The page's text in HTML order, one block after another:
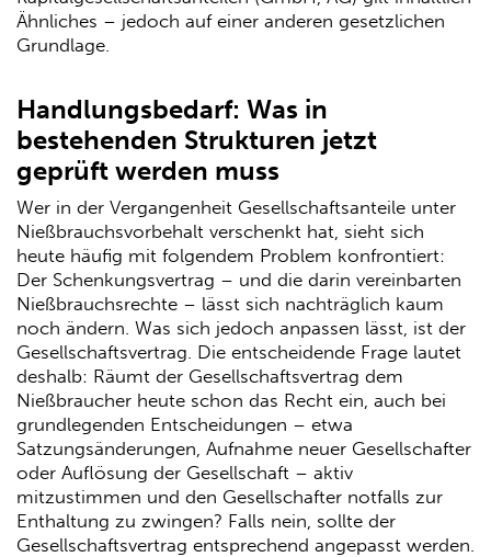
Ähnliches – jedoch auf einer anderen gesetzlichen
Grundlage.
Handlungsbedarf: Was in
bestehenden Strukturen jetzt
geprüft werden muss
Wer in der Vergangenheit Gesellschaftsanteile unter
Nießbrauchsvorbehalt verschenkt hat, sieht sich
heute häufig mit folgendem Problem konfrontiert:
Der Schenkungsvertrag – und die darin vereinbarten
Nießbrauchsrechte – lässt sich nachträglich kaum
noch ändern. Was sich jedoch anpassen lässt, ist der
Gesellschaftsvertrag. Die entscheidende Frage lautet
deshalb: Räumt der Gesellschaftsvertrag dem
Nießbraucher heute schon das Recht ein, auch bei
grundlegenden Entscheidungen – etwa
Satzungsänderungen, Aufnahme neuer Gesellschafter
oder Auflösung der Gesellschaft – aktiv
mitzustimmen und den Gesellschafter notfalls zur
Enthaltung zu zwingen? Falls nein, sollte der
Gesellschaftsvertrag entsprechend angepasst werden.